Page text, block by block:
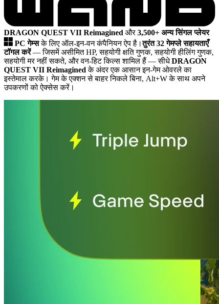
DRAGON QUEST VII Reimagined और3,500+ अन्य सिंगल प्लेयर
PC गेम्सके लिए ऑल-इन-वन कंपैनियन ऐप है।तुरंत 32 गेमप्ले सहायताएँ
टॉगल करें— जिसमें असीमित HP, सहयोगी क्षति गुणक, सहयोगी हीलिंग गुणक,
सहयोगी मर नहीं सकते, और वन-हिट किल्स शामिल हैं — सीधेDRAGON
QUEST VII Reimagined के अंदर एक आसान इन-गेम ओवरले का
इस्तेमाल करके। गेम के एक्शन से बाहर निकले बिना, Alt+W के साथ अपने
उपकरणों को ऐक्सेस करें।